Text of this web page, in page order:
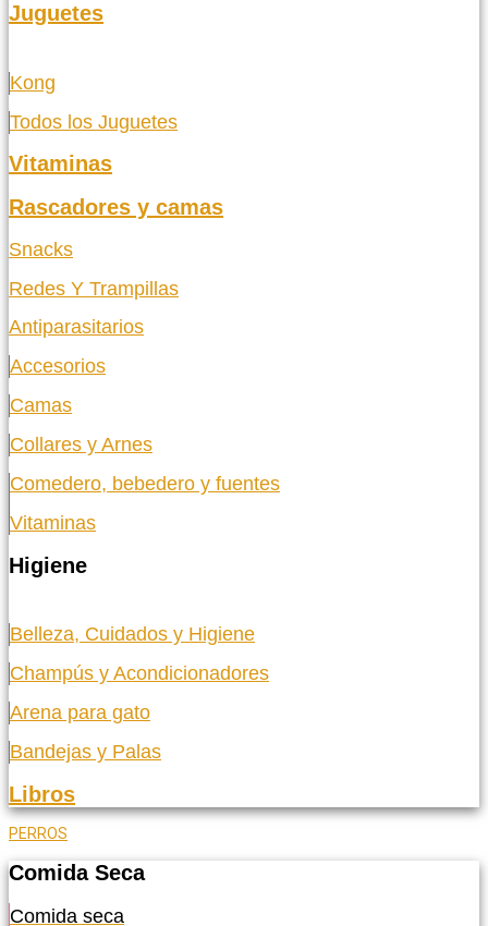
Juguetes
Kong
Todos los Juguetes
Vitaminas
Rascadores y camas
Snacks
Redes Y Trampillas
Antiparasitarios
Accesorios
Camas
Collares y Arnes
Comedero, bebedero y fuentes
Vitaminas
Higiene
Belleza, Cuidados y Higiene
Champús y Acondicionadores
Arena para gato
Bandejas y Palas
Libros
PERROS
Comida Seca
Comida seca